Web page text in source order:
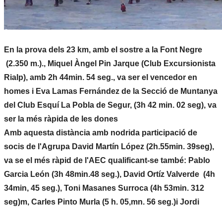
En la prova dels 23 km, amb el sostre a la Font Negre
(2.350 m.)., Miquel Àngel Pin Jarque (Club Excursionista
Rialp), amb 2h 44min. 54 seg., va ser el vencedor en
homes i Eva Lamas Fernández de la Secció de Muntanya
del Club Esquí La Pobla de Segur, (3h 42 min. 02 seg), va
ser la més ràpida de les dones
Amb aquesta distància amb nodrida participació de
socis de l'Agrupa David Martín López (2h.55min. 39seg),
va se el més ràpid de l'AEC qualificant-se també: Pablo
Garcia León (3h 48min.48 seg.), David Ortíz Valverde (4h
34min, 45 seg.), Toni Masanes Surroca (4h 53min. 312
seg)m, Carles Pinto Murla (5 h. 05,mn. 56 seg.)i Jordi